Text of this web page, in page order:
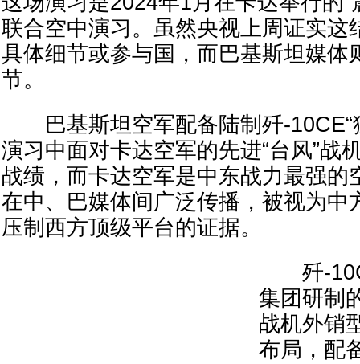
联合空中演习。虽然央视上周证实这
具体细节或参与国，而巴基斯坦媒体
节。
巴基斯坦空军配备陆制歼-10CE“
演习中面对卡达空军的先进“台风”战
战绩，而卡达空军是中东战力最强的
在中、巴媒体间广泛传播，被视为中
压制西方顶级平台的证据。
歼-
集团研制
战机外销
布局，配